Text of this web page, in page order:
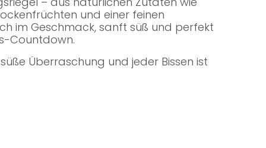
und einer feinen
im Geschmack, sanft süß und perfekt
Countdown.
Überraschung und jeder Bissen ist